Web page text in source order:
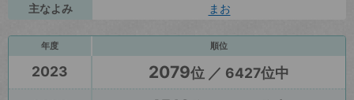
主なよみ まお
年度 順位
2023 2079位 ／ 6427位中